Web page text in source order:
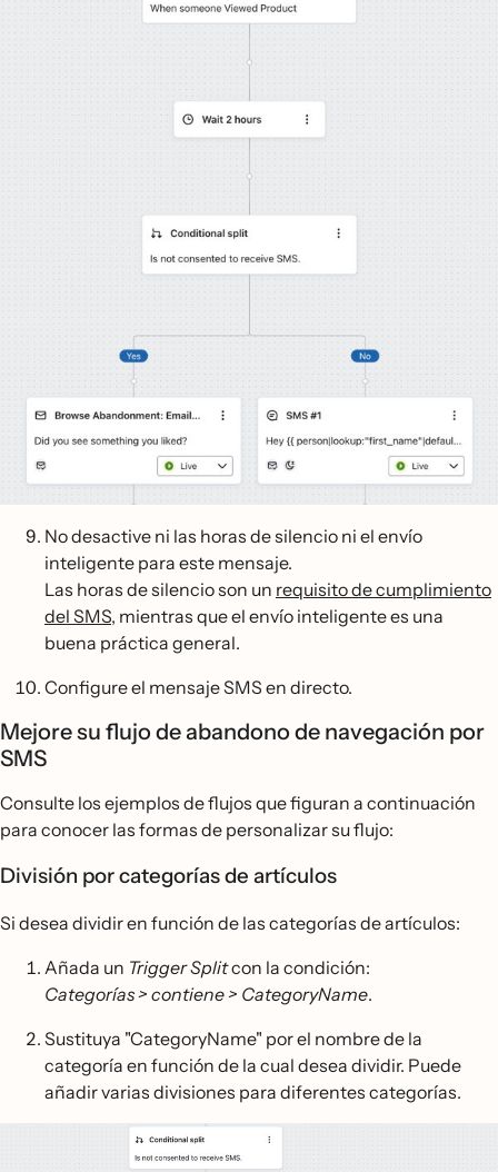
No desactive ni las horas de silencio ni el envío
inteligente para este mensaje.
Las horas de silencio son un requisito de cumplimiento
del SMS, mientras que el envío inteligente es una
buena práctica general.
Configure el mensaje SMS en directo.
Mejore su flujo de abandono de navegación por
SMS
Consulte los ejemplos de flujos que figuran a continuación
para conocer las formas de personalizar su flujo:
División por categorías de artículos
Si desea dividir en función de las categorías de artículos:
Añada un Trigger Splitcon la condición:
Categorías > contiene > CategoryName.
Sustituya "CategoryName" por el nombre de la
categoría en función de la cual desea dividir. Puede
añadir varias divisiones para diferentes categorías.